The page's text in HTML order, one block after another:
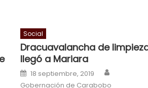
Social
Dracuavalancha de
llegó a Mariara
Posted on
18 septiembre, 2019
Gobernación de Carabobo